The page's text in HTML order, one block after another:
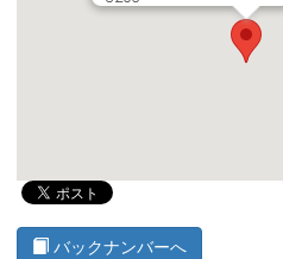
バックナンバーへ